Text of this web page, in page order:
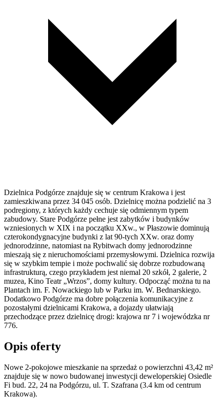
Dzielnica Podgórze znajduje się w centrum Krakowa i jest
zamieszkiwana przez 34 045 osób. Dzielnicę można podzielić na 3
podregiony, z których każdy cechuje się odmiennym typem
zabudowy. Stare Podgórze pełne jest zabytków i budynków
wzniesionych w XIX i na początku XXw., w Płaszowie dominują
czterokondygnacyjne budynki z lat 90-tych XXw. oraz domy
jednorodzinne, natomiast na Rybitwach domy jednorodzinne
mieszają się z nieruchomościami przemysłowymi. Dzielnica rozwija
się w szybkim tempie i może pochwalić się dobrze rozbudowaną
infrastrukturą, czego przykładem jest niemal 20 szkół, 2 galerie, 2
muzea, Kino Teatr „Wrzos”, domy kultury. Odpocząć można tu na
Plantach im. F. Nowackiego lub w Parku im. W. Bednarskiego.
Dodatkowo Podgórze ma dobre połączenia komunikacyjne z
pozostałymi dzielnicami Krakowa, a dojazdy ułatwiają
przechodzące przez dzielnicę drogi: krajowa nr 7 i wojewódzka nr
776.
Opis oferty
Nowe 2-pokojowe mieszkanie na sprzedaż o powierzchni 43,42 m²
znajduje się w nowo budowanej inwestycji deweloperskiej Osiedle
Fi bud. 22, 24 na Podgórzu, ul. T. Szafrana (3.4 km od centrum
Krakowa).